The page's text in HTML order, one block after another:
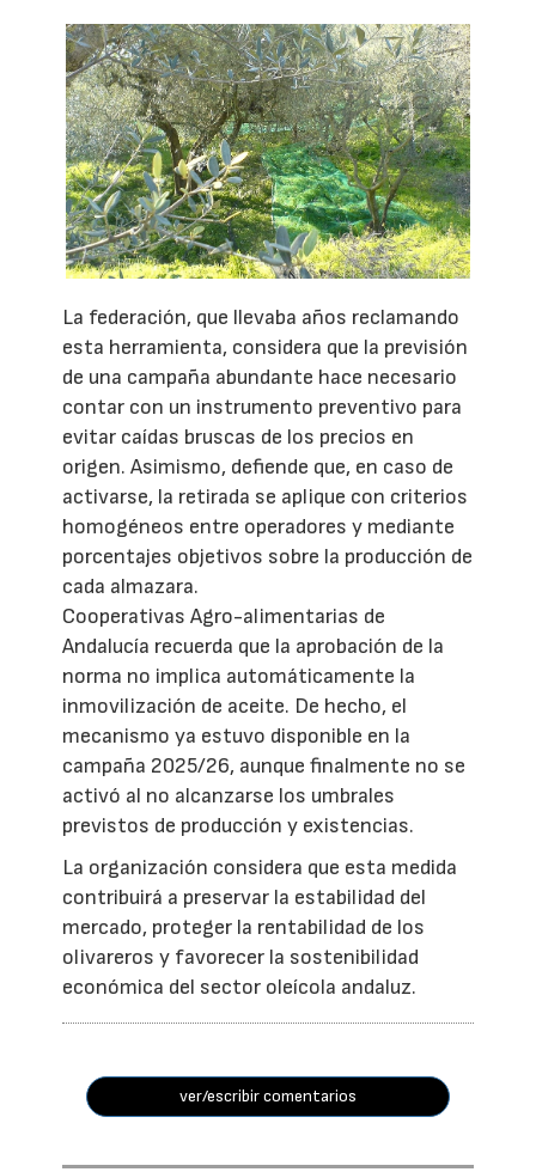
La federación, que llevaba años reclamando
esta herramienta, considera que la previsión
de una campaña abundante hace necesario
contar con un instrumento preventivo para
evitar caídas bruscas de los precios en
origen. Asimismo, defiende que, en caso de
activarse, la retirada se aplique con criterios
homogéneos entre operadores y mediante
porcentajes objetivos sobre la producción de
cada almazara.
Cooperativas Agro-alimentarias de
Andalucía recuerda que la aprobación de la
norma no implica automáticamente la
inmovilización de aceite. De hecho, el
mecanismo ya estuvo disponible en la
campaña 2025/26, aunque finalmente no se
activó al no alcanzarse los umbrales
previstos de producción y existencias.
La organización considera que esta medida
contribuirá a preservar la estabilidad del
mercado, proteger la rentabilidad de los
olivareros y favorecer la sostenibilidad
económica del sector oleícola andaluz.
ver/escribir comentarios